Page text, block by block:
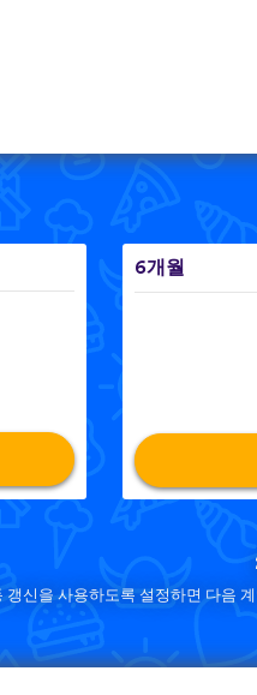
6개월
갱신을 사용하도록 설정하면 다음